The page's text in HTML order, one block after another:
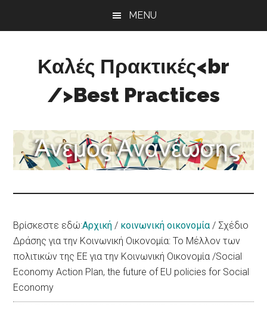
MENU
Καλές Πρακτικές<br
/>Best Practices
Ανανέωσης
Βρίσκεστε εδώ:Αρχική / κοινωνική οικονομία / Σχέδιο
Δράσης για την Κοινωνική Οικονομία: Το Μέλλον των
πολιτικών της ΕΕ για την Κοινωνική Οικονομία /Social
Economy Action Plan, the future of EU policies for Social
Economy